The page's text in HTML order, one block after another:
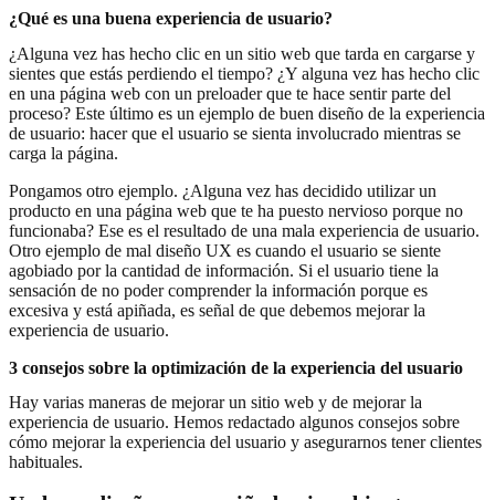
¿Qué es una buena experiencia de usuario?
¿Alguna vez has hecho clic en un sitio web que tarda en cargarse y
sientes que estás perdiendo el tiempo? ¿Y alguna vez has hecho clic
en una página web con un preloader que te hace sentir parte del
proceso? Este último es un ejemplo de buen diseño de la experiencia
de usuario: hacer que el usuario se sienta involucrado mientras se
carga la página.
Pongamos otro ejemplo. ¿Alguna vez has decidido utilizar un
producto en una página web que te ha puesto nervioso porque no
funcionaba? Ese es el resultado de una mala experiencia de usuario.
Otro ejemplo de mal diseño UX es cuando el usuario se siente
agobiado por la cantidad de información. Si el usuario tiene la
sensación de no poder comprender la información porque es
excesiva y está apiñada, es señal de que debemos mejorar la
experiencia de usuario.
3 consejos sobre la optimización de la experiencia del usuario
Hay varias maneras de mejorar un sitio web y de mejorar la
experiencia de usuario. Hemos redactado algunos consejos sobre
cómo mejorar la experiencia del usuario y asegurarnos tener clientes
habituales.